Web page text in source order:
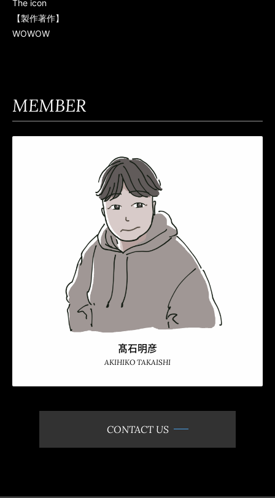
The icon
【製作著作】
WOWOW
MEMBER
髙石明彦
AKIHIKO TAKAISHI
CONTACT US